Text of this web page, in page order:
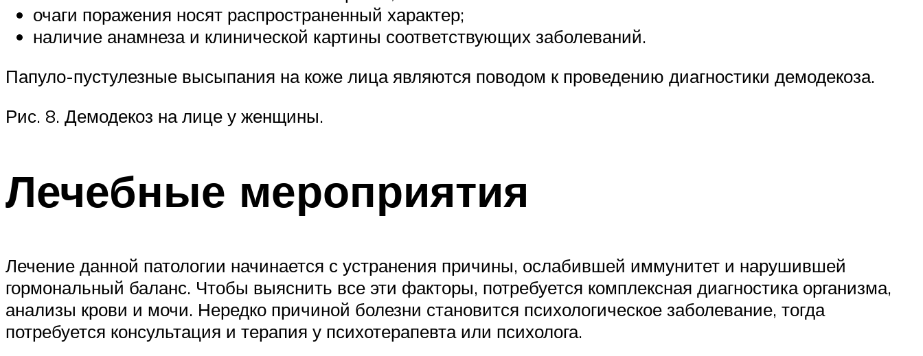
очаги поражения носят распространенный характер;
наличие анамнеза и клинической картины соответствующих заболеваний.
Папуло-пустулезные высыпания на коже лица являются поводом к проведению диагностики демодекоза.
Рис. 8. Демодекоз на лице у женщины.
Лечебные мероприятия
Лечение данной патологии начинается с устранения причины, ослабившей иммунитет и нарушившей
гормональный баланс. Чтобы выяснить все эти факторы, потребуется комплексная диагностика организма,
анализы крови и мочи. Нередко причиной болезни становится психологическое заболевание, тогда
потребуется консультация и терапия у психотерапевта или психолога.